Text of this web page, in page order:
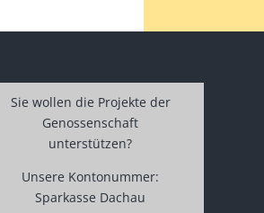
Sie wollen die Projekte der
Genossenschaft
unterstützen?
Unsere Kontonummer:
Sparkasse Dachau